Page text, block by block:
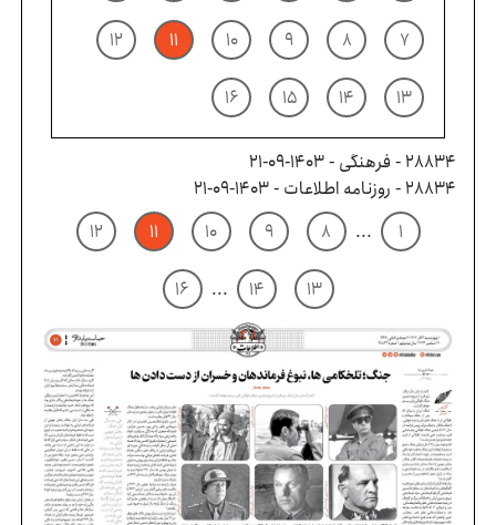
۷ ۸ ۹ ۱۰ ۱۱ ۱۲
۱۳ ۱۴ ۱۵ ۱۶
28834 - فرهنگی - ۱۴۰۳-۰۹-۲۱
28834 - روزنامه اطلاعات - ۱۴۰۳-۰۹-۲۱
۱
... ۸ ۹ ۱۰ ۱۱ ۱۲
۱۳ ۱۴ ... ۱۶